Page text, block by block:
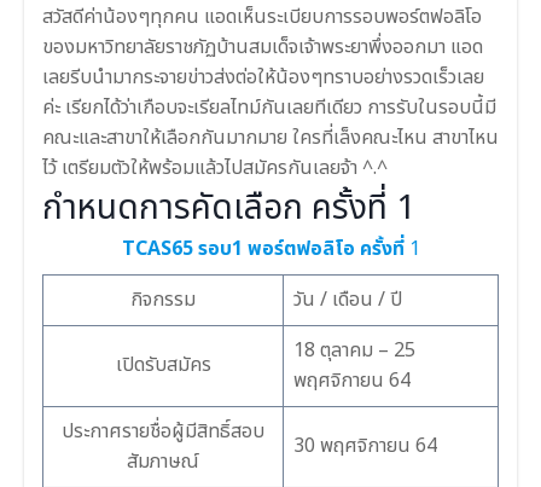
สวัสดีค่าน้องๆทุกคน แอดเห็นระเบียบการรอบพอร์ตฟอลิโอ
ของมหาวิทยาลัยราชภัฏบ้านสมเด็จเจ้าพระยาพึ่งออกมา แอด
เลยรีบนำมากระจายข่าวส่งต่อให้น้องๆทราบอย่างรวดเร็วเลย
ค่ะ เรียกได้ว่าเกือบจะเรียลไทม์กันเลยทีเดียว การรับในรอบนี้มี
คณะและสาขาให้เลือกกันมากมาย ใครที่เล็งคณะไหน สาขาไหน
ไว้ เตรียมตัวให้พร้อมแล้วไปสมัครกันเลยจ้า ^.^
กำหนดการคัดเลือก ครั้งที่ 1
TCAS65 รอบ1 พอร์ตฟอลิโอ ครั้งที่ 1
กิจกรรม
วัน / เดือน / ปี
เปิดรับสมัคร
18 ตุลาคม – 25
พฤศจิกายน 64
ประกาศรายชื่อผู้มีสิทธิ์สอบ
สัมภาษณ์
30 พฤศจิกายน 64